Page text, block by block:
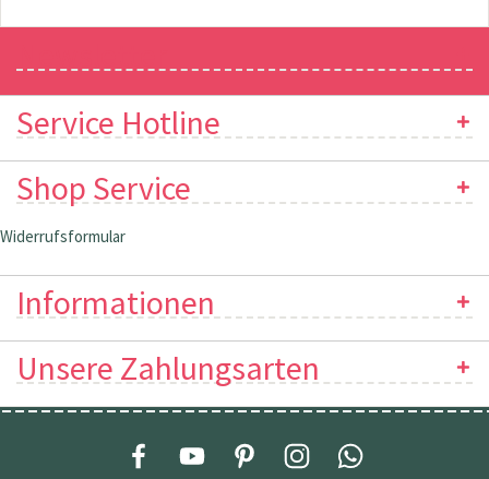
Service Hotline
Shop Service
Widerrufsformular
Informationen
Unsere Zahlungsarten